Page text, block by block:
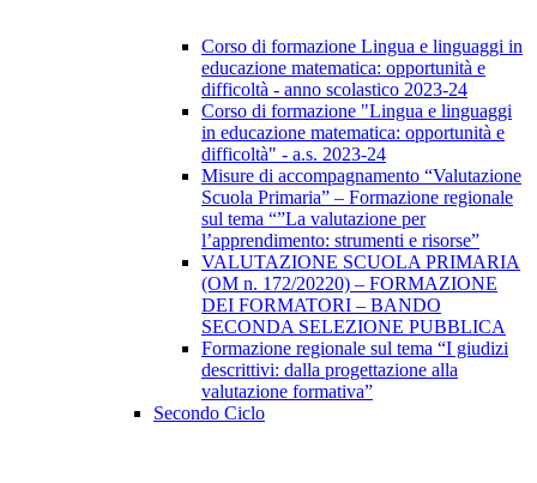
Corso di formazione Lingua e linguaggi in
educazione matematica: opportunità e
difficoltà - anno scolastico 2023-24
Corso di formazione "Lingua e linguaggi
in educazione matematica: opportunità e
difficoltà" - a.s. 2023-24
Misure di accompagnamento “Valutazione
Scuola Primaria” – Formazione regionale
sul tema “”La valutazione per
l’apprendimento: strumenti e risorse”
VALUTAZIONE SCUOLA PRIMARIA
(OM n. 172/20220) – FORMAZIONE
DEI FORMATORI – BANDO
SECONDA SELEZIONE PUBBLICA
Formazione regionale sul tema “I giudizi
descrittivi: dalla progettazione alla
valutazione formativa”
Secondo Ciclo